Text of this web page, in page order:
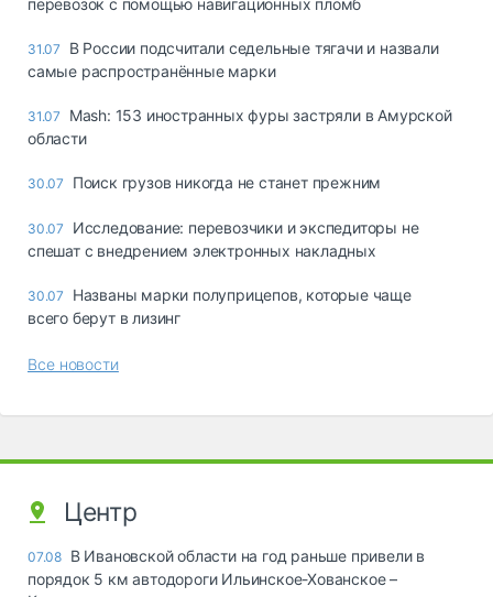
перевозок с помощью навигационных пломб
31.07
В России подсчитали седельные тягачи и назвали
самые распространённые марки
31.07
Mash: 153 иностранных фуры застряли в Амурской
области
30.07 Поиск грузов никогда не станет прежним
30.07
Исследование: перевозчики и экспедиторы не
спешат с внедрением электронных накладных
30.07
Названы марки полуприцепов, которые чаще
всего берут в лизинг
Все новости
Центр
07.08 В Ивановской области на год раньше привели в
порядок 5 км автодороги Ильинское-Хованское –